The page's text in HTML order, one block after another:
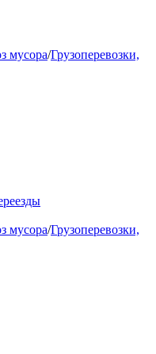
мусора/Грузоперевозки,
мусора/Грузоперевозки,